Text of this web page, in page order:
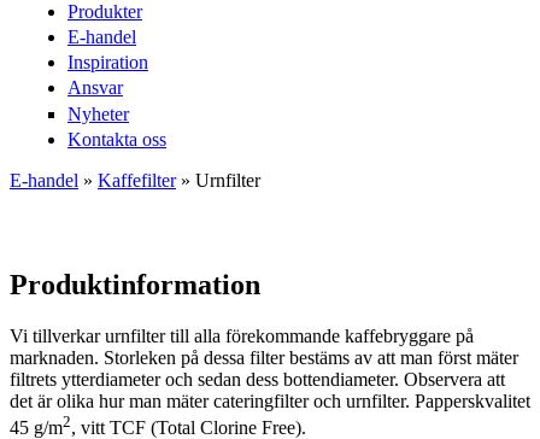
Produkter
E-handel
Inspiration
Ansvar
Nyheter
Kontakta oss
E-handel » Kaffefilter» Urnfilter
Produktinformation
Vi tillverkar urnfilter till alla förekommande kaffebryggare på
marknaden. Storleken på dessa filter bestäms av att man först mäter
filtrets ytterdiameter och sedan dess bottendiameter. Observera att
det är olika hur man mäter cateringfilter och urnfilter. Papperskvalitet
45 g/m2, vitt TCF (Total Clorine Free).